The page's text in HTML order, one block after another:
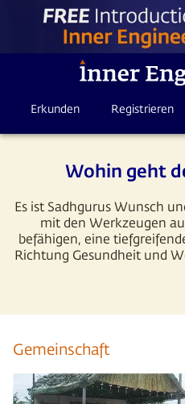
Erkunden Registrieren
Wohin geht
Es ist Sadhgurus Wunsch
mit den Werkzeugen
befähigen, eine
Richtung Gesundheit und
Gemeinschaft